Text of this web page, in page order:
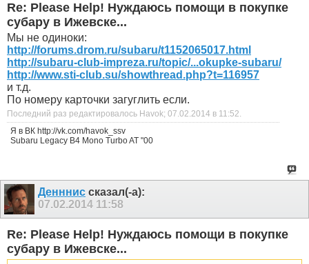
Re: Please Help! Нуждаюсь помощи в покупке
субару в Ижевске...
Мы не одиноки:
http://forums.drom.ru/subaru/t1152065017.html
http://subaru-club-impreza.ru/topic/...okupke-subaru/
http://www.sti-club.su/showthread.php?t=116957
и т.д.
По номеру карточки загуглить если.
Последний раз редактировалось Havok; 07.02.2014 в 11:52
Я в ВК http://vk.com/havok_ssv
Subaru Legacy B4 Mono Turbo AT "00
Денннис сказал(-а):
07.02.2014 11:58
Re: Please Help! Нуждаюсь помощи в покупке
субару в Ижевске...